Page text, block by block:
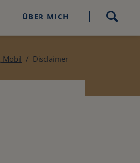
überspringen
ÜBER MICH
Mobil Disclaimer